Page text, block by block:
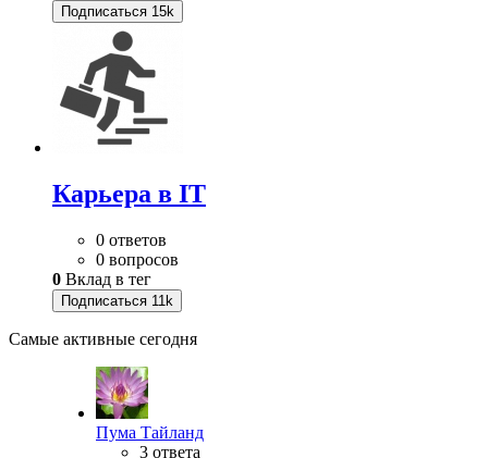
Подписаться 15k
Карьера в IT
0 ответов
0 вопросов
0 Вклад в тег
Подписаться 11k
Самые активные сегодня
Пума Тайланд
3 ответа